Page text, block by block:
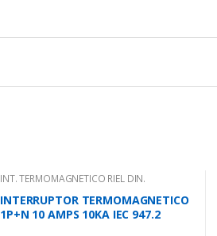
INT. TERMOMAGNETICO RIEL DIN.
INTERRUPTOR TERMOMAGNETICO
1P+N 10 AMPS 10KA IEC 947.2